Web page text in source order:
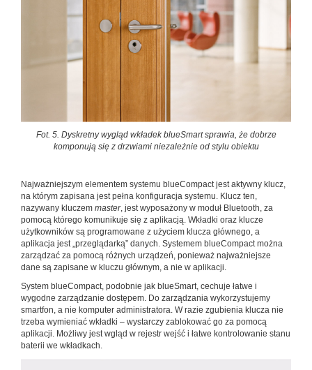
Fot. 5. Dyskretny wygląd wkładek blueSmart sprawia, że dobrze
komponują się z drzwiami niezależnie od stylu obiektu
Najważniejszym elementem systemu blueCompact jest aktywny klucz,
na którym zapisana jest pełna konfiguracja systemu. Klucz ten,
nazywany kluczem master, jest wyposażony w moduł Bluetooth, za
pomocą którego komunikuje się z aplikacją. Wkładki oraz klucze
użytkowników są programowane z użyciem klucza głównego, a
aplikacja jest „przeglądarką” danych. Systemem blueCompact można
zarządzać za pomocą różnych urządzeń, ponieważ najważniejsze
dane są zapisane w kluczu głównym, a nie w aplikacji.
System blueCompact, podobnie jak blueSmart, cechuje łatwe i
wygodne zarządzanie dostępem. Do zarządzania wykorzystujemy
smartfon, a nie komputer administratora. W razie zgubienia klucza nie
trzeba wymieniać wkładki – wystarczy zablokować go za pomocą
aplikacji. Możliwy jest wgląd w rejestr wejść i łatwe kontrolowanie stanu
baterii we wkładkach.